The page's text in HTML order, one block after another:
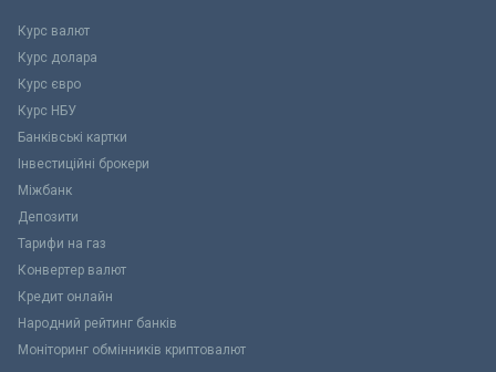
Курс валют
Курс долара
Курс євро
Курс НБУ
Банківські картки
Інвестиційні брокери
Міжбанк
Депозити
Тарифи на газ
Конвертер валют
Кредит онлайн
Народний рейтинг банків
Моніторинг обмінників криптовалют